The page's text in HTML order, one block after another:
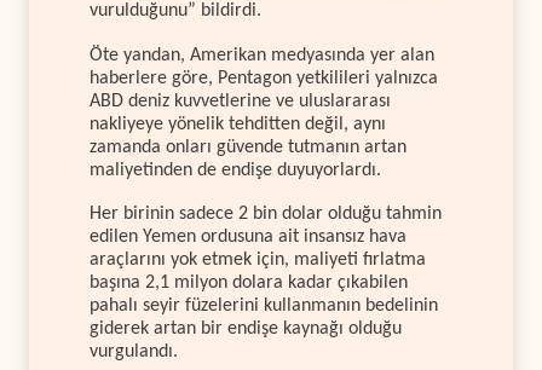
vurulduğunu” bildirdi.
Öte yandan, Amerikan medyasında yer alan
haberlere göre, Pentagon yetkilileri yalnızca
ABD deniz kuvvetlerine ve uluslararası
nakliyeye yönelik tehditten değil, aynı
zamanda onları güvende tutmanın artan
maliyetinden de endişe duyuyorlardı.
Her birinin sadece 2 bin dolar olduğu tahmin
edilen Yemen ordusuna ait insansız hava
araçlarını yok etmek için, maliyeti fırlatma
başına 2,1 milyon dolara kadar çıkabilen
pahalı seyir füzelerini kullanmanın bedelinin
giderek artan bir endişe kaynağı olduğu
vurgulandı.